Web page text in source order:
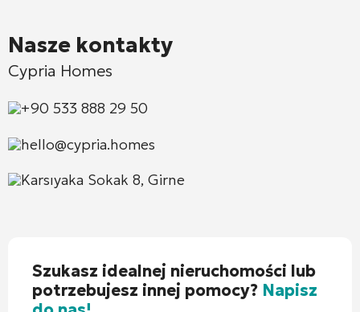
Nasze kontakty
Cypria Homes
+90 533 888 29 50
hello@cypria.homes
Karsıyaka Sokak 8, Girne
Szukasz idealnej nieruchomości lub
potrzebujesz innej pomocy? Napisz